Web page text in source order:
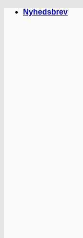
FortsætNyhedsbrev